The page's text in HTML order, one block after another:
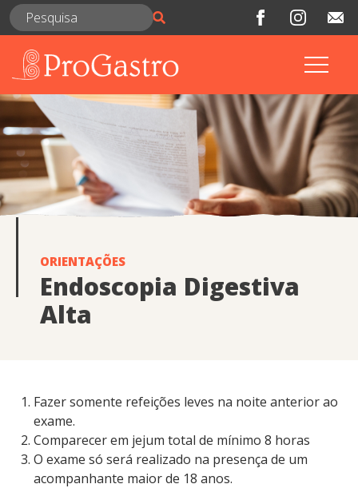
ORIENTAÇÕES
Endoscopia Digestiva
Alta
Fazer somente refeições leves na noite anterior ao
exame.
Comparecer em jejum total de mínimo 8 horas
O exame só será realizado na presença de um
acompanhante maior de 18 anos.